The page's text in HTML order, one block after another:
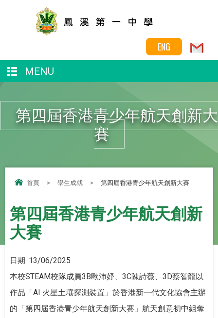
ENG
MENU
第四屆香港青少年航天創新大
賽
首頁 > 學生成就 > 第四屆香港青少年航天創新大賽
第四屆香港青少年航天創新
大賽
日期: 13/06/2025
本校STEAM校隊成員3B歐沛妤、3C陳詩薇、3D蔡智龍以
作品「AI 火星土壤探測裝置」於香港新一代文化協會主辦
的「第四屆香港青少年航天創新大賽」航天創意初中組奪